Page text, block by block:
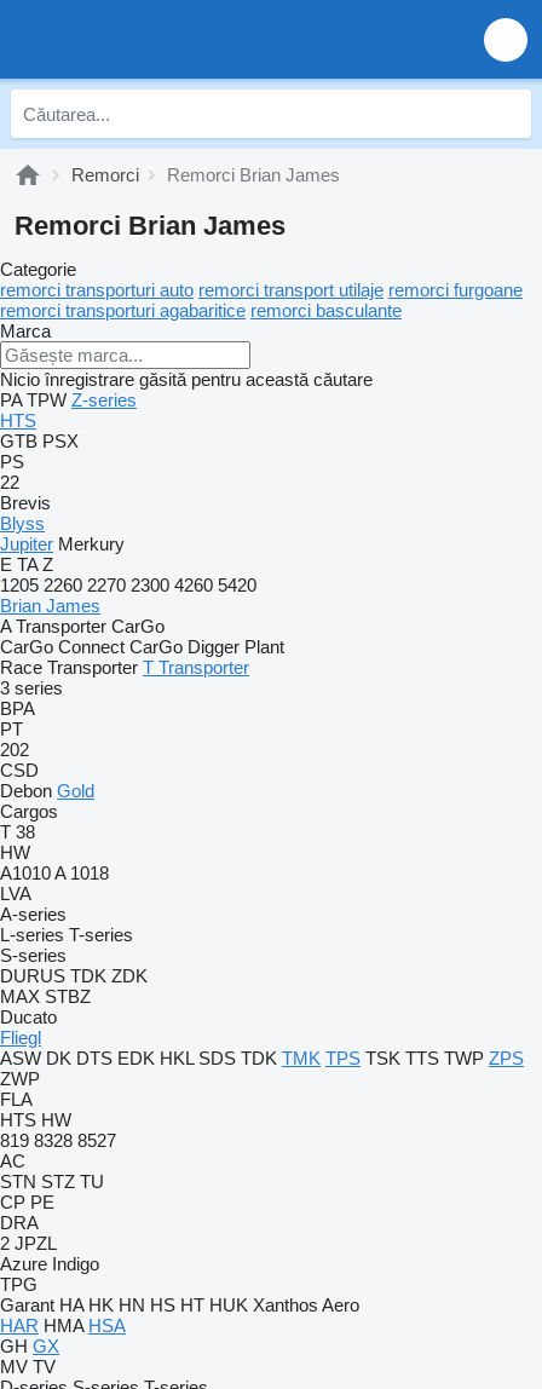
Remorci Remorci Brian James
Remorci Brian James
Categorie
remorci transporturi auto remorci transport utilaje remorci furgoane
remorci transporturi agabaritice remorci basculante
Marca
Nicio înregistrare găsită pentru această căutare
PA TPW Z-series
HTS
GTB PSX
PS
22
Brevis
Blyss
Jupiter Merkury
E TA Z
1205 2260 2270 2300 4260 5420
Brian James
A Transporter CarGo
CarGo Connect CarGo Digger Plant
Race Transporter T Transporter
3 series
BPA
PT
202
CSD
Debon Gold
Cargos
T 38
HW
A1010A 1018
LVA
A-series
L-series T-series
S-series
DURUS TDK ZDK
MAX STBZ
Ducato
Fliegl
ASW DK DTS EDK HKL SDS TDK TMK TPS TSK TTS TWP ZPS
ZWP
FLA
HTS HW
819 8328 8527
AC
STN STZ TU
CP PE
DRA
2 JPZL
Azure Indigo
TPG
Garant HA HK HN HS HT HUK Xanthos Aero
HAR HMA HSA
GH GX
MV TV